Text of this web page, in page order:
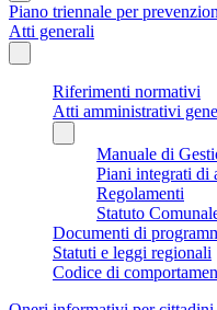
Piano triennale per
Atti generali
Riferimenti normativi
Atti amministrativi
Manuale di
Piani integrati di
Regolamenti
Statuto
Documenti di
Statuti e leggi regionali
Codice di